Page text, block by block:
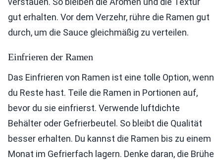
gut erhalten. Vor dem Verzehr, rühre die Ramen gut
durch, um die Sauce gleichmäßig zu verteilen.
Einfrieren der Ramen
Das Einfrieren von Ramen ist eine tolle Option, wenn
du Reste hast. Teile die Ramen in Portionen auf,
bevor du sie einfrierst. Verwende luftdichte
Behälter oder Gefrierbeutel. So bleibt die Qualität
besser erhalten. Du kannst die Ramen bis zu einem
Monat im Gefrierfach lagern. Denke daran, die Brühe